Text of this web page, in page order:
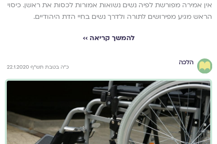
אין אמירה מפורשת לפיה נשים נשואות אמורות לכסות את ראשן. כיסוי
הראש מגיע מפירושים לתורה ולדרך נשים בחיי הדת היהודיים.
להמשך קריאה ››
הלכה
כ"ה בטבת תש"ף 22.1.2020